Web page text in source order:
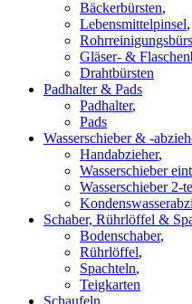
Bäckerbürsten,
Lebensmittelpinsel,
Gläser- &
Drahtbürsten
Padhalter & Pads
Padhalter,
Pads
Wasserschieber & -
Handabzieher,
Wasserschieber
Wasserschieber
Schaber, Rührlöffel &
Bodenschaber,
Rührlöffel,
Spachteln,
Teigkarten
Schaufeln